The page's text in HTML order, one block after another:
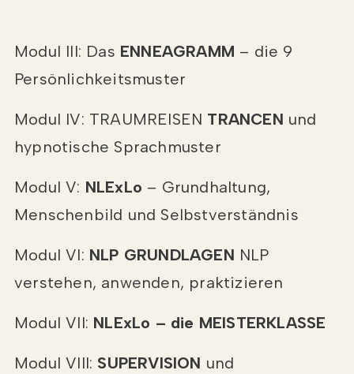
Modul III: Das ENNEAGRAMM – die 9
Persönlichkeitsmuster
Modul IV: TRAUMREISEN TRANCEN und
hypnotische Sprachmuster
Modul V: NLExLo – Grundhaltung,
Menschenbild und Selbstverständnis
Modul VI: NLP GRUNDLAGEN NLP
verstehen, anwenden, praktizieren
Modul VII: NLExLo – die MEISTERKLASSE
Modul VIII: SUPERVISION und